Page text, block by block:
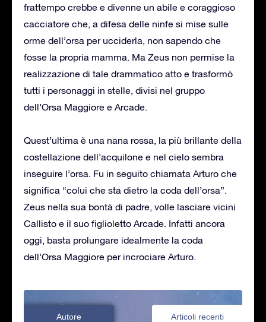
frattempo crebbe e divenne un abile e coraggioso
cacciatore che, a difesa delle ninfe si mise sulle
orme dell’orsa per ucciderla, non sapendo che
fosse la propria mamma. Ma Zeus non permise la
realizzazione di tale drammatico atto e trasformò
tutti i personaggi in stelle, divisi nel gruppo
dell’Orsa Maggiore e Arcade.
Quest’ultima è una nana rossa, la più brillante della
costellazione dell’acquilone e nel cielo sembra
inseguire l’orsa. Fu in seguito chiamata Arturo che
significa “colui che sta dietro la coda dell’orsa”.
Zeus nella sua bontà di padre, volle lasciare vicini
Callisto e il suo figlioletto Arcade. Infatti ancora
oggi, basta prolungare idealmente la coda
dell’Orsa Maggiore per incrociare Arturo.
Autore Articoli recenti